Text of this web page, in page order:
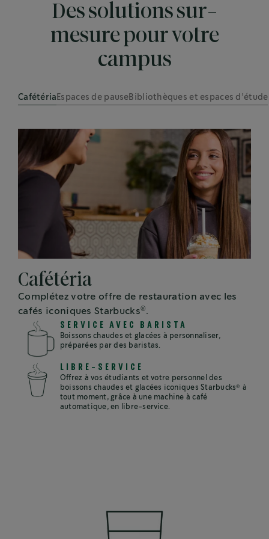
Des solutions sur-
mesure pour votre
campus
Cafétéria Espaces de pause Bibliothèques et espaces d’étude
Cafétéria
Complétez votre offre de restauration avec les
cafés iconiques Starbucks® .
SERVICE AVEC BARISTA
Boissons chaudes et glacées à personnaliser,
préparées par des baristas.
LIBRE-SERVICE
Offrez à vos étudiants et votre personnel des
boissons chaudes et glacées iconiques Starbucks®
à
tout moment, grâce à une machine à café
automatique, en libre-service.